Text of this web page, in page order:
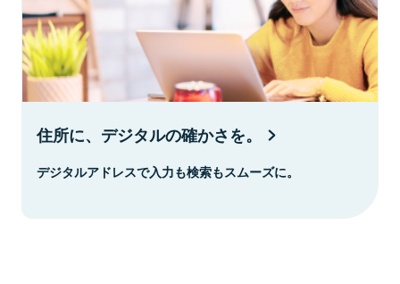
住所に、デジタルの確かさを。
デジタルアドレスで入力も検索もスムーズに。